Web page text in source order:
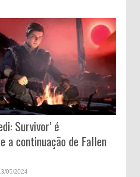
Survivor’ é
a continuação de Fallen
05/2024